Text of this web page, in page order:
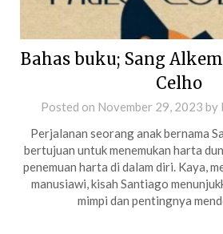
Bahas buku; Sang
Celho
Posted on November 29, 2023 by
Perjalanan seorang anak bernama
bertujuan untuk menemukan harta
penemuan harta di dalam diri. Kaya,
manusiawi, kisah Santiago
mimpi dan pentingnya